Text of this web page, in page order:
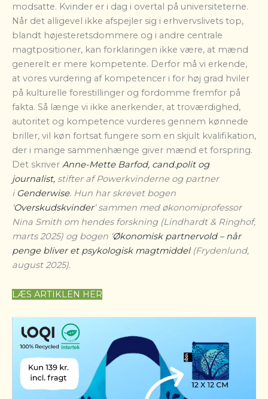
modsatte. Kvinder er i dag i overtal på universiteterne.
Når det alligevel ikke afspejler sig i erhvervslivets top,
blandt højesteretsdommere og i andre centrale
magtpositioner, kan forklaringen ikke være, at mænd
generelt er mere kompetente. Derfor må vi erkende,
at vores vurdering af kompetencer i for høj grad hviler
på kulturelle forestillinger og fordomme fremfor på
fakta. Så længe vi ikke anerkender, at troværdighed,
autoritet og kompetence vurderes gennem kønnede
briller, vil køn fortsat fungere som en skjult kvalifikation,
der i mange sammenhænge giver mænd et forspring.
Det skriver Anne-Mette Barfod, cand.polit og
journalist, stifter af Powerkvinderne og partner
i Genderwise. Hun har skrevet bogen
Overskudskvinder‘ sammen med økonomiprofessor
Nina Smith om hendes forskning (Lindhardt & Ringhof,
marts 2025) og bogen ‘ Økonomisk partnervold – når
penge bliver et psykologisk magtmiddel(Frydenlund,
august 2025).
LÆS ARTIKLEN HER